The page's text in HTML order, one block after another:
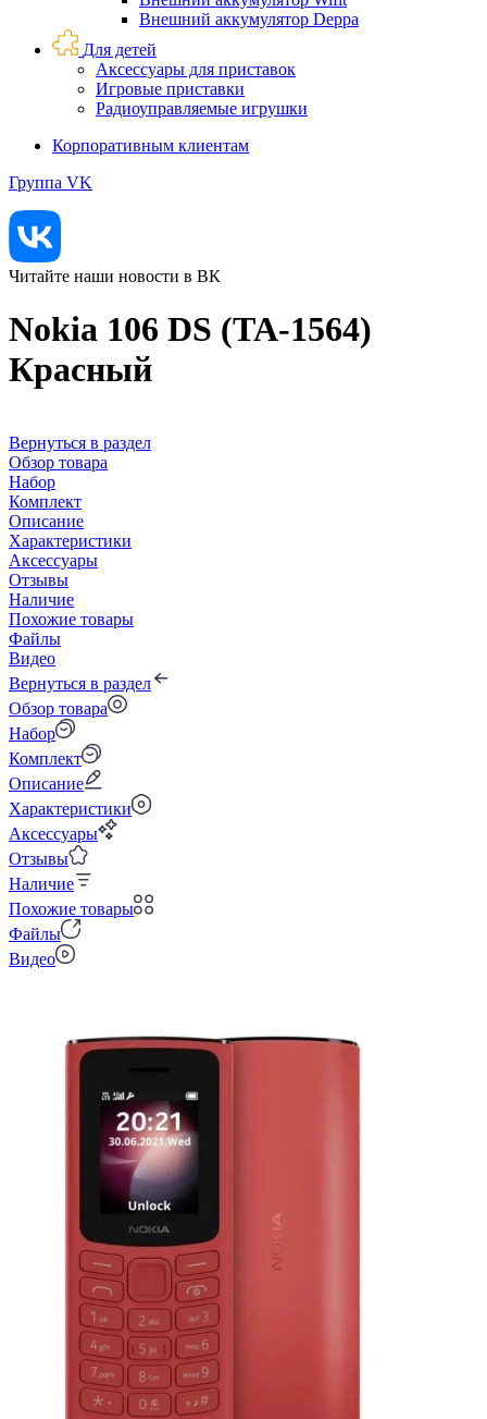
Внешний аккумулятор Deppa
Для детей
Аксессуары для приставок
Игровые приставки
Радиоуправляемые игрушки
Корпоративным клиентам
Группа VK
Читайте наши новости в ВК
Nokia 106 DS (TA-1564)
Красный
Вернуться в раздел
Обзор товара
Набор
Комплект
Описание
Характеристики
Аксессуары
Отзывы
Наличие
Похожие товары
Файлы
Видео
Вернуться в раздел
Обзор товара
Набор
Комплект
Описание
Характеристики
Аксессуары
Отзывы
Наличие
Похожие товары
Файлы
Видео